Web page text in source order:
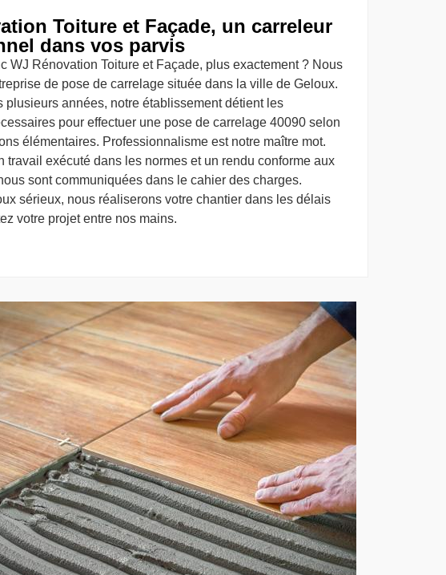
Toiture et Façade, un carreleur
dans vos parvis
WJ Rénovation Toiture et Façade, plus exactement ? Nous
de pose de carrelage située dans la ville de Geloux.
plusieurs années, notre établissement détient les
pour effectuer une pose de carrelage 40090 selon
élémentaires. Professionnalisme est notre maître mot.
travail exécuté dans les normes et un rendu conforme aux
sont communiquées dans le cahier des charges.
sérieux, nous réaliserons votre chantier dans les délais
votre projet entre nos mains.